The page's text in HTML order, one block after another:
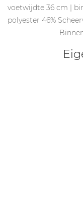
voetwijdte 36 cm |
polyester 46%